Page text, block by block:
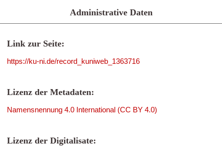
Administrative Daten
Link zur Seite:
https://ku-ni.de/record_kuniweb_1363716
Lizenz der Metadaten:
Namensnennung 4.0 International (CC BY 4.0)
Lizenz der Digitalisate: